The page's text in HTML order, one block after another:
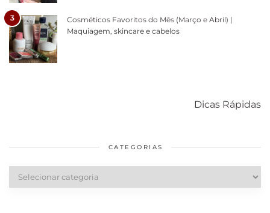
3
Cosméticos Favoritos do Mês (Março e Abril) |
Maquiagem, skincare e cabelos
Dicas Rápidas
diários
cabelos
CATEGORIAS